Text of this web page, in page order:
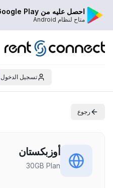
احصل عليه من Google Play
متاح لنظام Android
تسجيل الدخول
رجوع
أوزبكستان
30GB Plan